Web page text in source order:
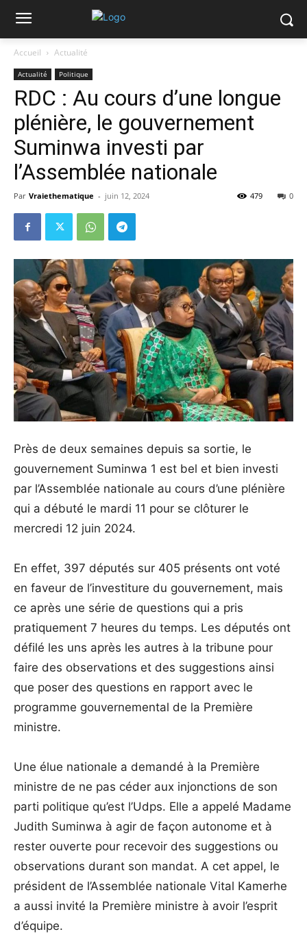
Accueil Actualité
Actualité Politique
RDC : Au cours d’une longue
plénière, le gouvernement
Suminwa investi par
l’Assemblée nationale
Par Vraiethematique - juin 12, 2024 0
479
Près de deux semaines depuis sa sortie, le
gouvernement Suminwa 1 est bel et bien investi
par l’Assemblée nationale au cours d’une plénière
qui a débuté le mardi 11 pour se clôturer le
mercredi 12 juin 2024.
En effet, 397 députés sur 405 présents ont voté
en faveur de l’investiture du gouvernement, mais
ce après une série de questions qui a pris
pratiquement 7 heures du temps. Les députés ont
défilé les uns après les autres à la tribune pour
faire des observations et des suggestions ainsi
que poser des questions en rapport avec le
programme gouvernemental de la Première
ministre.
Une élue nationale a demandé à la Première
ministre de ne pas céder aux injonctions de son
parti politique qu’est l’Udps. Elle a appelé Madame
Judith Suminwa à agir de façon autonome et à
rester ouverte pour recevoir des suggestions ou
observations durant son mandat. A cet appel, le
président de l’Assemblée nationale Vital Kamerhe
a aussi invité la Première ministre à avoir l’esprit
d’équipe.